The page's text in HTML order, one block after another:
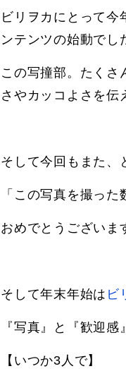
ビリヲカにとって今
ンテンツの始動でし
この写撞部。たくさ
さやカッコよさを伝
そして今回もまた、
「この写真を撮っ
おめでとうござい
そして年末年始は ビ
『写真』と『歓迎
【いつか3人で】